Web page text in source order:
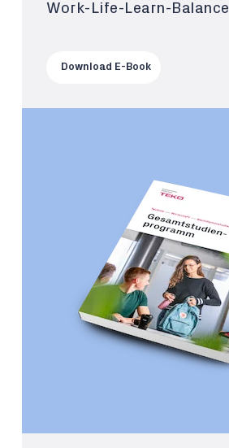
Work-Life-Learn-Balance
Download E-Book